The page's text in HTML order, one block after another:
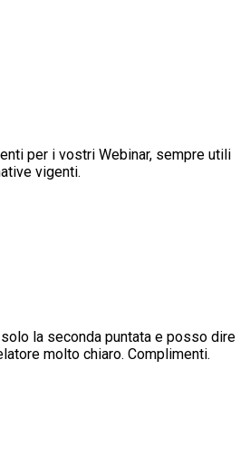
per i vostri Webinar, sempre utili
vigenti.
la seconda puntata e posso dire
molto chiaro. Complimenti.